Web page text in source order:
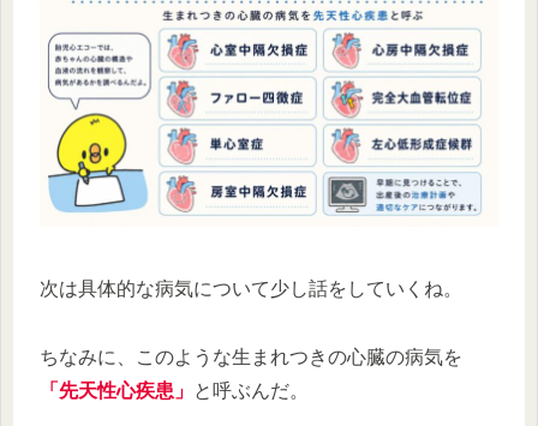
次は具体的な病気について少し話をしていくね。
ちなみに、このような生まれつきの心臓の病気を
「先天性心疾患」 と呼ぶんだ。